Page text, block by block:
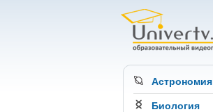
Астрономия
Биология